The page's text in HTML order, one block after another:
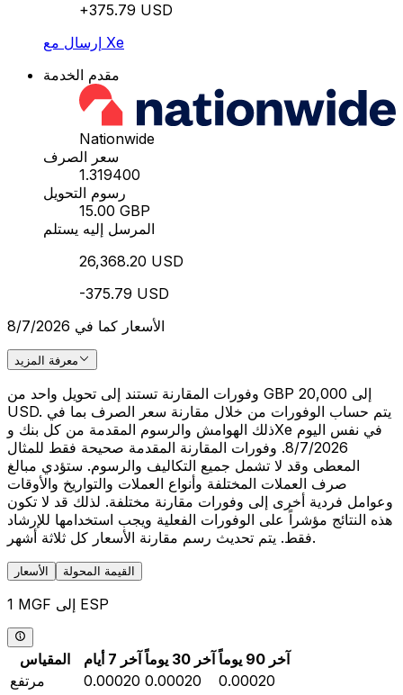
+375.79 USD
إرسال مع Xe
مقدم الخدمة
Nationwide
سعر الصرف
1.319400
رسوم التحويل
15.00 GBP
المرسل إليه يستلم
26,368.20 USD
-375.79 USD
الأسعار كما في 8/7/2026
معرفة المزيد
وفورات المقارنة تستند إلى تحويل واحد من GBP 20,000 إلى
USD. يتم حساب الوفورات من خلال مقارنة سعر الصرف بما في
ذلك الهوامش والرسوم المقدمة من كل بنك وXe في نفس اليوم
8/7/2026. وفورات المقارنة المقدمة صحيحة فقط للمثال
المعطى وقد لا تشمل جميع التكاليف والرسوم. ستؤدي مبالغ
صرف العملات المختلفة وأنواع العملات والتواريخ والأوقات
وعوامل فردية أخرى إلى وفورات مقارنة مختلفة. لذلك قد لا تكون
هذه النتائج مؤشراً على الوفورات الفعلية ويجب استخدامها للإرشاد
فقط. يتم تحديث رسم مقارنة الأسعار كل ثلاثة أشهر.
الأسعار القيمة المحولة
1 MGF إلى ESP
المقياس آخر 7 أيام آخر 30 يوماً
آخر 90 يوماً
مرتفع
0.00020 0.00020
0.00020